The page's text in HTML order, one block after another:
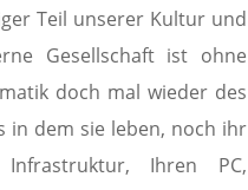
Teil unserer Kultur und
Gesellschaft ist ohne
doch mal wieder des
in dem sie leben, noch ihr
Ihren PC,